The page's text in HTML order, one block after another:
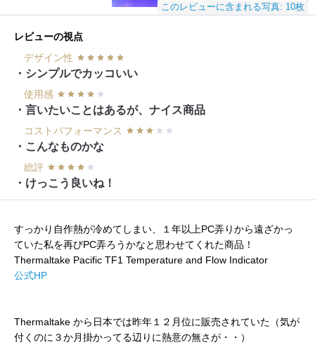
このレビューに含まれる写真: 10枚
レビューの視点
デザイン性
・シンプルでカッコいい
使用感
・言いたいことはあるが、ナイス商品
コストパフォーマンス
・こんなものかな
総評
・けっこう良いね！
すっかり自作熱が冷めてしまい、１年以上PC弄りから遠ざかっ
ていた私を再びPC弄ろうかなと思わせてくれた商品！
Thermaltake Pacific TF1 Temperature and Flow Indicator
公式HP
Thermaltake から日本では昨年１２月位に販売されていた（気が
付くのに３か月掛かってる辺りに熱意の無さが・・）